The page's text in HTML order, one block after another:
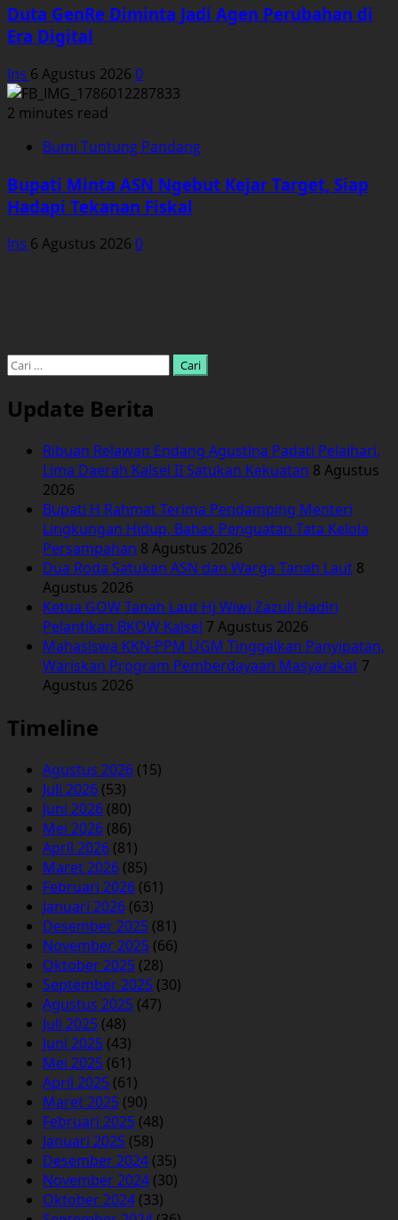
Duta GenRe Diminta Jadi Agen Perubahan di
Era Digital
Ins 6 Agustus 2026 0
2 minutes read
Bumi Tuntung Pandang
Bupati Minta ASN Ngebut Kejar Target, Siap
Hadapi Tekanan Fiskal
Ins 6 Agustus 2026 0
Cari
Update Berita
Ribuan Relawan Endang Agustina Padati Pelaihari,
Lima Daerah Kalsel II Satukan Kekuatan 8 Agustus
2026
Bupati H Rahmat Terima Pendamping Menteri
Lingkungan Hidup, Bahas Penguatan Tata Kelola
Persampahan 8 Agustus 2026
Dua Roda Satukan ASN dan Warga Tanah Laut 8
Agustus 2026
Ketua GOW Tanah Laut Hj Wiwi Zazuli Hadiri
Pelantikan BKOW Kalsel 7 Agustus 2026
Mahasiswa KKN-PPM UGM Tinggalkan Panyipatan,
Wariskan Program Pemberdayaan Masyarakat 7
Agustus 2026
Timeline
Agustus 2026 (15)
Juli 2026 (53)
Juni 2026 (80)
Mei 2026 (86)
April 2026 (81)
Maret 2026 (85)
Februari 2026 (61)
Januari 2026 (63)
Desember 2025 (81)
November 2025 (66)
Oktober 2025 (28)
September 2025 (30)
Agustus 2025 (47)
Juli 2025 (48)
Juni 2025 (43)
Mei 2025 (61)
April 2025 (61)
Maret 2025 (90)
Februari 2025 (48)
Januari 2025 (58)
Desember 2024 (35)
November 2024 (30)
Oktober 2024 (33)